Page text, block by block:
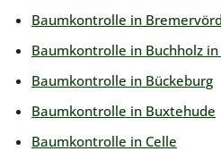
Baumkontrolle in
Baumkontrolle in Buchholz
Baumkontrolle in Bückeburg
Baumkontrolle in Buxtehude
Baumkontrolle in Celle